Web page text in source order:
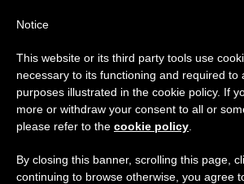
TAG
Posts Tagged
‘veggenti’
Notice
This website or its third party tools use
necessary to its functioning and required to
purposes illustrated in the cookie policy. If
more or withdraw your consent to all or
please refer to the cookie policy
By closing this banner, scrolling this page,
continuing to browse otherwise, you agree